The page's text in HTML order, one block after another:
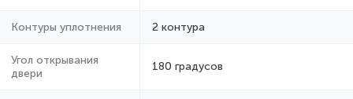
Контуры уплотнения 2 контура
Угол открывания
двери
180 градусов